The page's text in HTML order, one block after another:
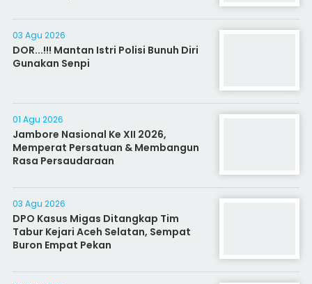
03 Agu 2026
DOR...!!! Mantan Istri Polisi Bunuh Diri
Gunakan Senpi
01 Agu 2026
Jambore Nasional Ke XII 2026,
Memperat Persatuan & Membangun
Rasa Persaudaraan
03 Agu 2026
DPO Kasus Migas Ditangkap Tim
Tabur Kejari Aceh Selatan, Sempat
Buron Empat Pekan